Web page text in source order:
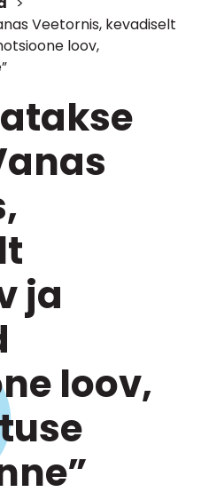
Veetornis, kevadiselt
loov,
ja
loov,